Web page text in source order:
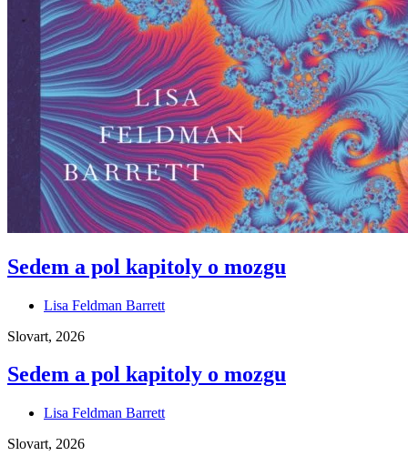
Sedem a pol kapitoly o mozgu
Lisa Feldman Barrett
Slovart, 2026
Sedem a pol kapitoly o mozgu
Lisa Feldman Barrett
Slovart, 2026